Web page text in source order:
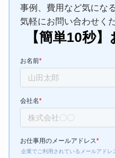
事例、費用など気にな
気軽にお問い合わせく